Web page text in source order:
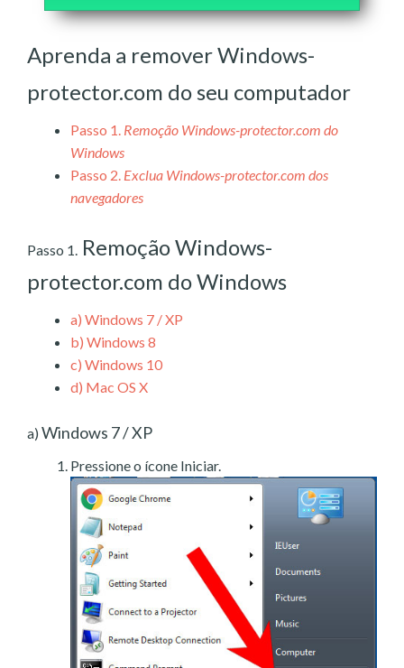
Aprenda a remover Windows-
protector.com do seu computador
Passo 1. Remoção Windows-protector.com do
Windows
Passo 2. Exclua Windows-protector.com dos
navegadores
Passo 1. Remoção Windows-
protector.com do Windows
a) Windows 7 / XP
b) Windows 8
c) Windows 10
d) Mac OS X
a) Windows 7 / XP
Pressione o ícone Iniciar.